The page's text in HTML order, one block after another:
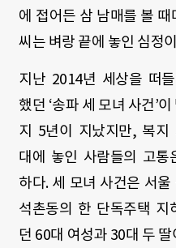
에 접어든 삼 남매를 볼 때
씨는 벼랑 끝에 놓인 심정
지난 2014년 세상을 떠들
했던 ‘송파 세 모녀 사건’
지 5년이 지났지만, 복지
대에 놓인 사람들의 고통
하다. 세 모녀 사건은 서울
석촌동의 한 단독주택 지
던 60대 여성과 30대 두 딸